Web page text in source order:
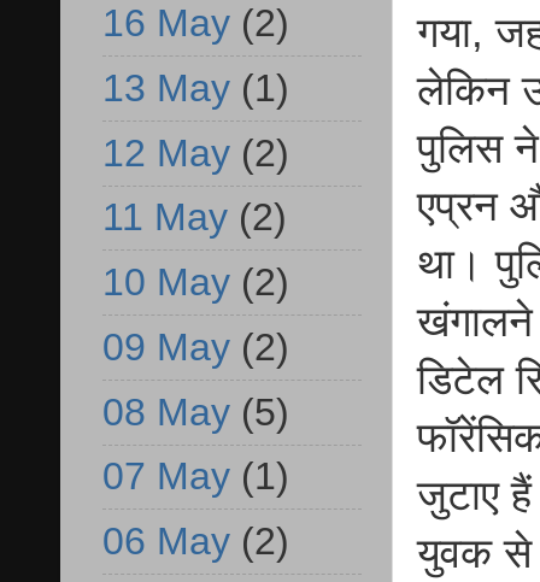
गया,
लेकिन
पुलिस
एप्रन
था।
खंगालने
डिटेल
जुटाए
युवक से
16 May (2)
13 May (1)
12 May (2)
11 May (2)
10 May (2)
09 May (2)
08 May (5)
07 May (1)
06 May (2)